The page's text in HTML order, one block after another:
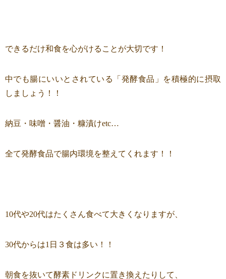
できるだけ和食を心がけることが大切です！
中でも腸にいいとされている「発酵食品」を積極的に摂取
しましょう！！
納豆・味噌・醤油・糠漬けetc…
全て発酵食品で腸内環境を整えてくれます！！
10代や20代はたくさん食べて大きくなりますが、
30代からは1日３食は多い！！
朝食を抜いて酵素ドリンクに置き換えたりして、